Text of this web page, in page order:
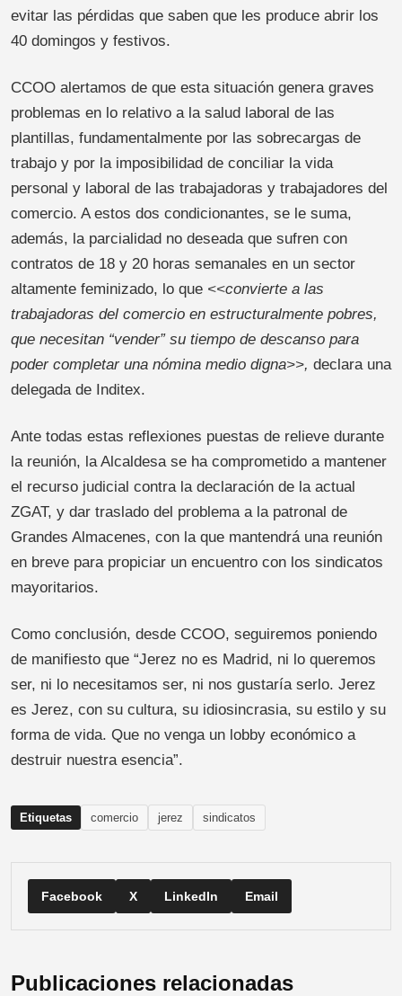
evitar las pérdidas que saben que les produce abrir los
40 domingos y festivos.
CCOO alertamos de que esta situación genera graves
problemas en lo relativo a la salud laboral de las
plantillas, fundamentalmente por las sobrecargas de
trabajo y por la imposibilidad de conciliar la vida
personal y laboral de las trabajadoras y trabajadores del
comercio. A estos dos condicionantes, se le suma,
además, la parcialidad no deseada que sufren con
contratos de 18 y 20 horas semanales en un sector
altamente feminizado, lo que <<convierte a las
trabajadoras del comercio en estructuralmente pobres,
que necesitan “vender” su tiempo de descanso para
poder completar una nómina medio digna>>, declara una
delegada de Inditex.
Ante todas estas reflexiones puestas de relieve durante
la reunión, la Alcaldesa se ha comprometido a mantener
el recurso judicial contra la declaración de la actual
ZGAT, y dar traslado del problema a la patronal de
Grandes Almacenes, con la que mantendrá una reunión
en breve para propiciar un encuentro con los sindicatos
mayoritarios.
Como conclusión, desde CCOO, seguiremos poniendo
de manifiesto que “Jerez no es Madrid, ni lo queremos
ser, ni lo necesitamos ser, ni nos gustaría serlo. Jerez
es Jerez, con su cultura, su idiosincrasia, su estilo y su
forma de vida. Que no venga un lobby económico a
destruir nuestra esencia”.
Etiquetas comercio jerez sindicatos
Facebook X LinkedIn Email
Publicaciones relacionadas